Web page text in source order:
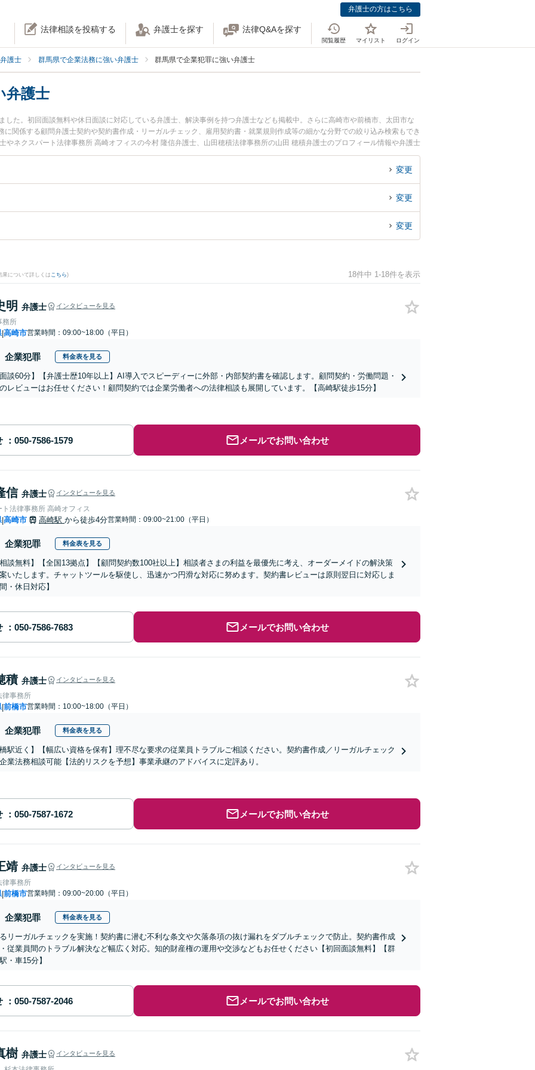
弁護士の方はこちら
法律相談を投稿する 弁護士を探す 法律Q&Aを探す
閲覧履歴 マイリスト ログイン
護士 群馬県で企業法務に強い弁護士 群馬県で企業犯罪に強い弁護士
弁護士
した。初回面談無料や休日面談に対応している弁護士、解決事例を持つ弁護士なども掲載中。さらに高崎市や前橋市、太田市な
関係する顧問弁護士契約や契約書作成・リーガルチェック、雇用契約書・就業規則作成等の細かな分野での絞り込み検索もでき
やネクスパート法律事務所 高崎オフィスの今村 隆信弁護士、山田穂積法律事務所の山田 穂積弁護士のプロフィール情報や弁護士
日や夜間に発生した企業犯罪のトラブルを今すぐに弁護士に相談したい』『企業犯罪のトラブル解決の実績豊富な近くの弁護士
変更
変更
変更
果について詳しくは こちら) 18件中 1-18件を表示
明 弁護士 インタビューを見る
務所
|高崎市営業時間：09:00~18:00（平日）
企業犯罪 料金表を見る
談60分】【弁護士歴10年以上】AI導入でスピーディーに外部・内部契約書を確認します。顧問契約・労働問題・
レビューはお任せください！顧問契約では企業労働者への法律相談も展開しています。【高崎駅徒歩15分】
メールでお問い合わせ
信 弁護士 インタビューを見る
ト法律事務所 高崎オフィス
|高崎市 高崎駅 から徒歩4分営業時間：09:00~21:00（平日）
企業犯罪 料金表を見る
談無料】【全国13拠点】【顧問契約数100社以上】相談者さまの利益を最優先に考え、オーダーメイドの解決策
いたします。チャットツールを駆使し、迅速かつ円滑な対応に努めます。契約書レビューは原則翌日に対応しま
・休日対応】
メールでお問い合わせ
積 弁護士 インタビューを見る
律事務所
|前橋市営業時間：10:00~18:00（平日）
企業犯罪 料金表を見る
駅近く】【幅広い資格を保有】理不尽な要求の従業員トラブルご相談ください。契約書作成／リーガルチェック
業法務相談可能【法的リスクを予想】事業承継のアドバイスに定評あり。
メールでお問い合わせ
靖 弁護士 インタビューを見る
律事務所
|前橋市営業時間：09:00~20:00（平日）
企業犯罪 料金表を見る
リーガルチェックを実施！契約書に潜む不利な条文や欠落条項の抜け漏れをダブルチェックで防止。契約書作成
従業員間のトラブル解決など幅広く対応。知的財産権の運用や交渉などもお任せください【初回面談無料】【群
・車15分】
メールでお問い合わせ
樹 弁護士 インタビューを見る